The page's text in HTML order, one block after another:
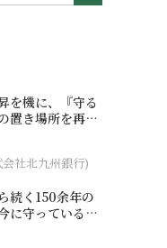
を機に、『守る
置き場所を再検
社北九州銀行)
続く150余年の
に守っている濵